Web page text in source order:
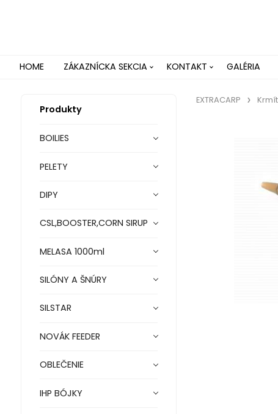
HOME ZÁKAZNÍCKA SEKCIA KONTAKT GALÉRIA
Produkty
BOILIES
PELETY
DIPY
CSL,BOOSTER,CORN SIRUP
MELASA 1000ml
SILÓNY A ŠNÚRY
SILSTAR
NOVÁK FEEDER
OBLEČENIE
IHP BÓJKY
EXTRACARP